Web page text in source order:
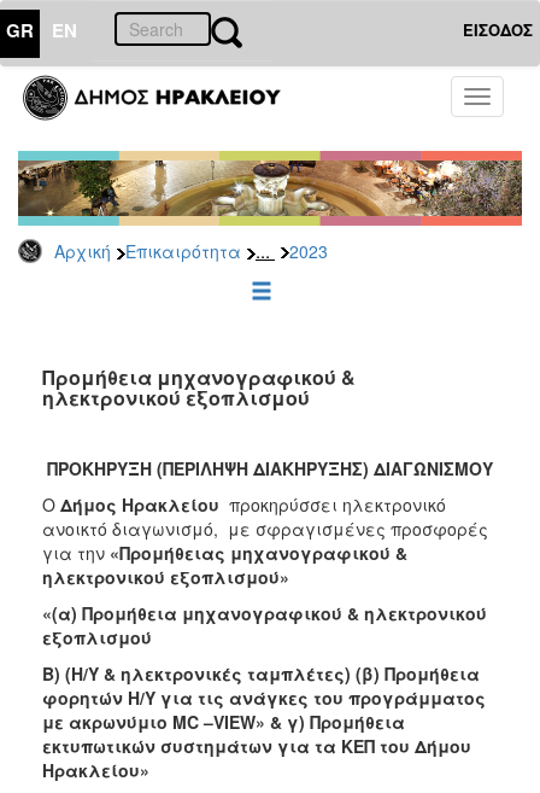
GR EN ΕΙΣΟΔΟΣ
Toggle
Αρχική Επικαιρότητα ... 2023
ΕΠΙΚΑΙΡΟΤΗΤΑ
-
Δημοπρασίες
Αρχείο
2026
2022
2020
2019
2018
2017
2016
2015
2013
Προμήθεια μηχανογραφικού &
ηλεκτρονικού εξοπλισμού
ΠΡΟΚΗΡΥΞΗ (ΠΕΡΙΛΗΨΗ ΔΙΑΚΗΡΥΞΗΣ) ΔΙΑΓΩΝΙΣΜΟΥ
Ο Δήμος Ηρακλείου προκηρύσσει ηλεκτρονικό
ανοικτό διαγωνισμό, με σφραγισμένες προσφορές
για την «Προμήθειας μηχανογραφικού &
ηλεκτρονικού εξοπλισμού»
«(α) Προμήθεια μηχανογραφικού & ηλεκτρονικού
εξοπλισμού
Β) (Η/Υ & ηλεκτρονικές ταμπλέτες) (β) Προμήθεια
φορητών Η/Υ για τις ανάγκες του προγράμματος
με ακρωνύμιο MC –VIEW» & γ) Προμήθεια
εκτυπωτικών συστημάτων για τα ΚΕΠ του Δήμου
Ηρακλείου»